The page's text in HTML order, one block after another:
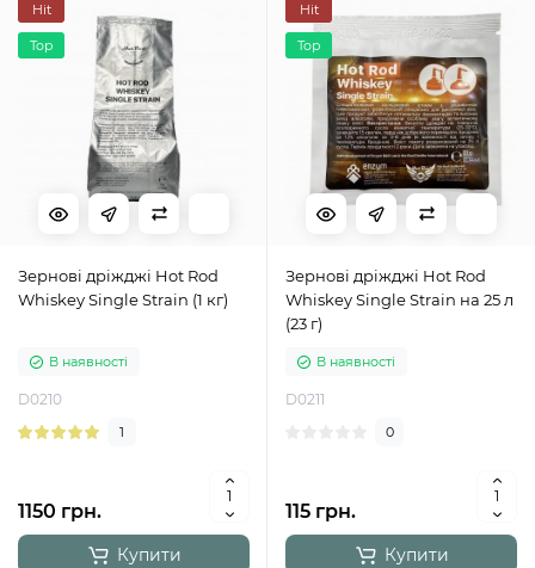
Hit
Top
Зернові дріжджі Hot Rod
Whiskey Single Strain (1 кг)
В наявності
D0210
1
1150 грн.
Купити
Hit
Top
Зернові дріжджі Hot Rod
Whiskey Single Strain на 25 л
(23 г)
В наявності
D0211
0
115 грн.
Купити